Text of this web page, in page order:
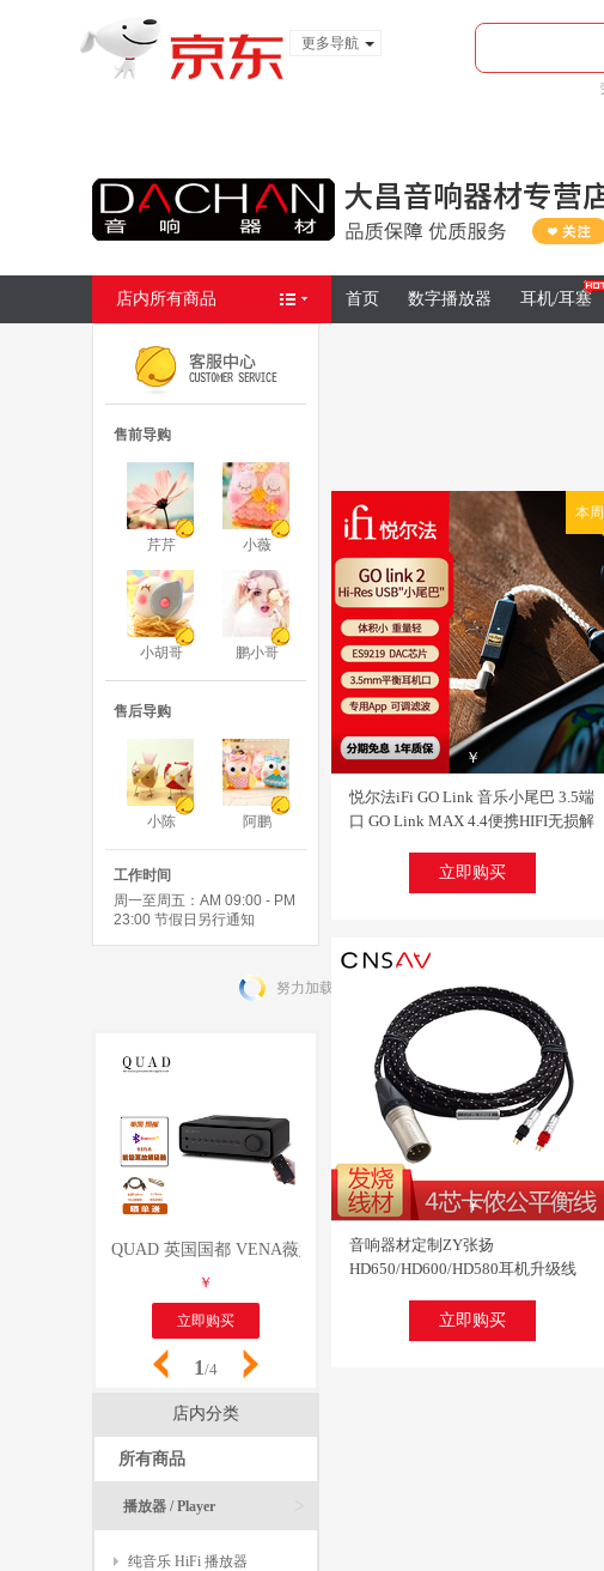
更多导航
店内所有商品 首页 数字播放器 耳机/耳塞
售前导购
芹芹 小薇
小胡哥 鹏小哥
售后导购
小陈 阿鹏
工作时间
周一至周五：AM 09:00 - PM
23:00 节假日另行通知
努力加载中，请稍后...
1/4
QUAD 英国国都 VENA薇娜HIFI功放 CS4398解码器 前级耳放扩
￥
立即购买
Dugood度高 MP100 高保真无损音
立即购买
AUNE
店内分类
所有商品
播放器 / Player
纯音乐 HiFi 播放器
￥
本周
热销
悦尔法iFi GO Link 音乐小尾巴 3.5端
口 GO Link MAX 4.4便携HIFI无损解
Link 2【3.5单端+平衡】 小尾巴
Type-C接口
立即购买
人已评价
￥
音响器材定制ZY张扬
HD650/HD600/HD580耳机升级线
衡2.5M【ZY-002】
立即购买